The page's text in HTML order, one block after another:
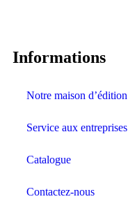
Informations
Notre maison d’édition
Service aux entreprises
Catalogue
Contactez-nous